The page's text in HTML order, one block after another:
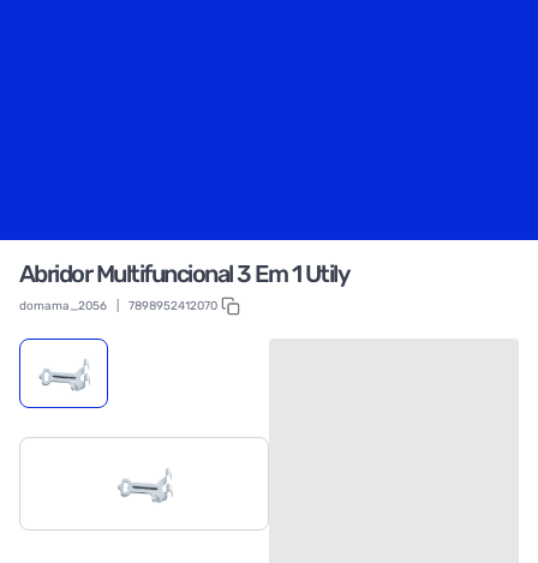
Abridor Multifuncional 3 Em 1 Utily
domama_2056 7898952412070